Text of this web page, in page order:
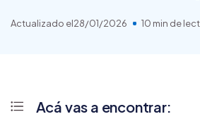
Actualizado el28/01/2026 10 min de
Acá vas a encontrar: